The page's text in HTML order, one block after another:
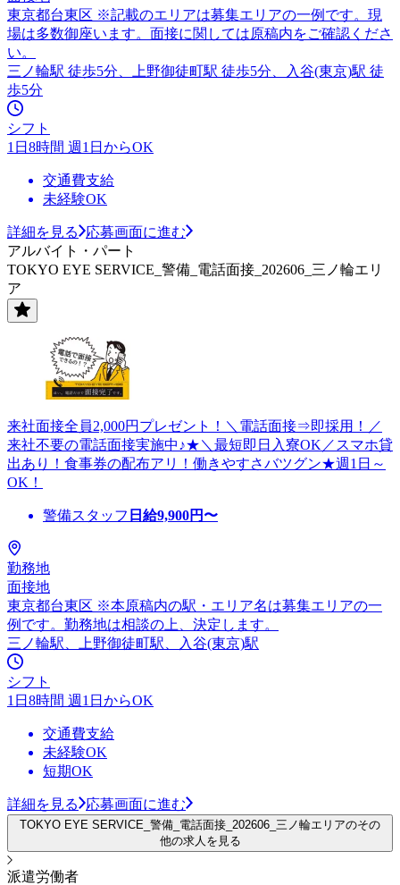
東京都台東区 ※記載のエリアは募集エリアの一例です。現
場は多数御座います。面接に関しては原稿内をご確認くださ
い。
三ノ輪駅 徒歩5分、上野御徒町駅 徒歩5分、入谷(東京)駅 徒
歩5分
シフト
1日8時間 週1日からOK
交通費支給
未経験OK
詳細を見る
応募画面に進む
アルバイト・パート
TOKYO EYE SERVICE_警備_電話面接_202606_三ノ輪エリ
ア
来社面接全員2,000円プレゼント！＼電話面接⇒即採用！／
来社不要の電話面接実施中♪★＼最短即日入寮OK／スマホ貸
出あり！食事券の配布アリ！働きやすさバツグン★週1日～
OK！
警備スタッフ 日給9,900円〜
勤務地
面接地
東京都台東区 ※本原稿内の駅・エリア名は募集エリアの一
例です。勤務地は相談の上、決定します。
三ノ輪駅、上野御徒町駅、入谷(東京)駅
シフト
1日8時間 週1日からOK
交通費支給
未経験OK
短期OK
詳細を見る 応募画面に進む
TOKYO EYE SERVICE_警備_電話面接_202606_三ノ輪エリアのその
他の求人を見る
派遣労働者